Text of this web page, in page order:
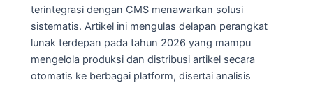
terintegrasi dengan CMS menawarkan solusi
sistematis. Artikel ini mengulas delapan perangkat
lunak terdepan pada tahun 2026 yang mampu
mengelola produksi dan distribusi artikel secara
otomatis ke berbagai platform, disertai analisis